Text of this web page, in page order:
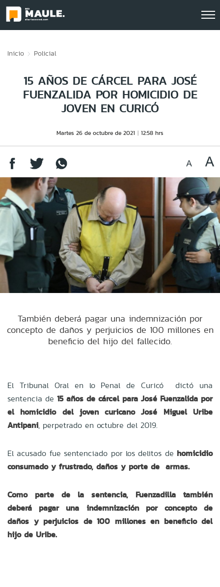
Inicio Policial
15 AÑOS DE CÁRCEL PARA JOSÉ
FUENZALIDA POR HOMICIDIO DE
JOVEN EN CURICÓ
Martes 26 de octubre de 2021 12:58 hrs
También deberá pagar una indemnización por
concepto de daños y perjuicios de 100 millones en
beneficio del hijo del fallecido.
El Tribunal Oral en lo Penal de Curicó dictó una
sentencia de 15 años de cárcel para José Fuenzalida por
el homicidio del joven curicano José Miguel Uribe
Antipani, perpetrado en octubre del 2019.
El acusado fue sentenciado por los delitos de homicidio
consumado y frustrado, daños y porte de armas.
Como parte de la sentencia, Fuenzadilla también
deberá pagar una indemnización por concepto de
daños y perjuicios de 100 millones en beneficio del
hijo de Uribe.